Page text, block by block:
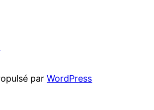
parWordPress